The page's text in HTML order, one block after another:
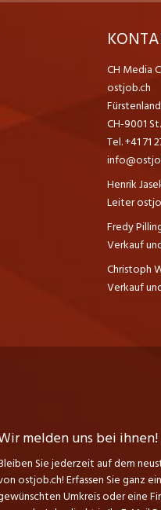
CH Media
ostjob.ch
CH-9001
Tel. +41 71
Henrik
Leiter
Fredy
Verkauf
Christoph
Verkauf
melden uns bei ihnen!
Sie jederzeit auf dem
ostjob.ch! Erfassen Sie ganz
Umkreis oder eine